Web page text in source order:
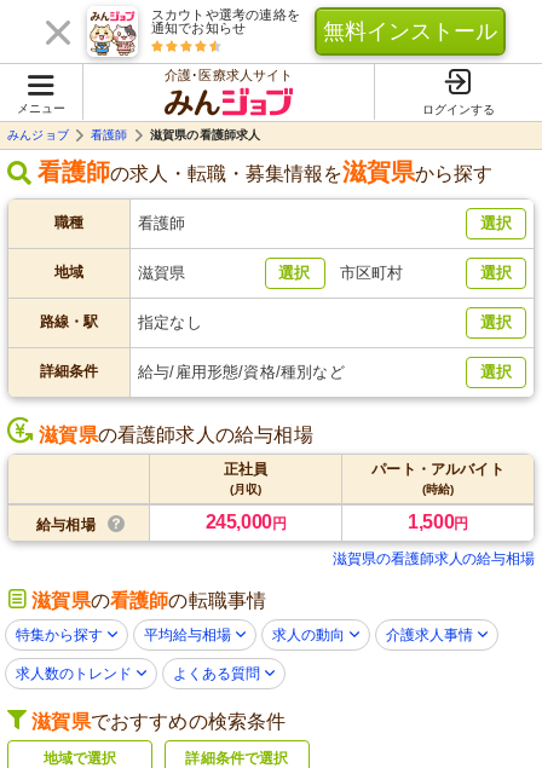
スカウトや選考の連絡を
通知でお知らせ
無料インストール
メニュー
介護･医療求人サイト
ログインする
みんジョブ
看護師 滋賀県の看護師求人
看護師の求人・転職・募集情報を滋賀県から探す
職種 看護師 選択
地域 滋賀県 選択 市区町村 選択
路線・駅 指定なし 選択
詳細条件 給与/雇用形態/資格/種別など 選択
滋賀県の看護師求人の給与相場
正社員
(月収)
パート・アルバイト
(時給)
給与相場 245,000円 1,500円
滋賀県の看護師求人の給与相場
滋賀県の看護師の転職事情
特集から探す 平均給与相場 求人の動向 介護求人事情
求人数のトレンド よくある質問
滋賀県でおすすめの検索条件
地域で選択 詳細条件で選択